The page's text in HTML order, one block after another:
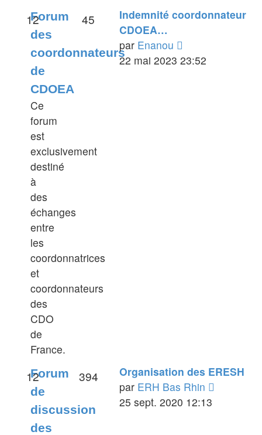
Forum
des
coordonnateurs
de
CDOEA
Ce
forum
est
exclusivement
destiné
à
des
échanges
entre
les
coordonnatrices
et
coordonnateurs
des
CDO
de
France.
12 45
Indemnité coordonnateur
CDOEA…
par Enanou
le
22 mai 2023 23:52
Forum
de
discussion
des
12 394
Organisation des ERESH
par ERH Bas Rhin
25 sept. 2020 12:13